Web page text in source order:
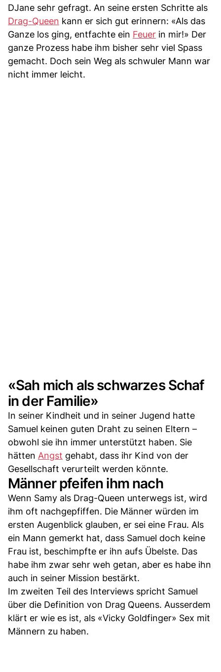
DJane sehr gefragt. An seine ersten Schritte als
Drag-Queen kann er sich gut erinnern: «Als das
Ganze los ging, entfachte ein Feuer in mir!» Der
ganze Prozess habe ihm bisher sehr viel Spass
gemacht. Doch sein Weg als schwuler Mann war
nicht immer leicht.
«Sah mich als schwarzes Schaf
in der Familie»
In seiner Kindheit und in seiner Jugend hatte
Samuel keinen guten Draht zu seinen Eltern –
obwohl sie ihn immer unterstützt haben. Sie
hätten Angst gehabt, dass ihr Kind von der
Gesellschaft verurteilt werden könnte.
Männer pfeifen ihm nach
Wenn Samy als Drag-Queen unterwegs ist, wird
ihm oft nachgepfiffen. Die Männer würden im
ersten Augenblick glauben, er sei eine Frau. Als
ein Mann gemerkt hat, dass Samuel doch keine
Frau ist, beschimpfte er ihn aufs Übelste. Das
habe ihm zwar sehr weh getan, aber es habe ihn
auch in seiner Mission bestärkt.
Im zweiten Teil des Interviews spricht Samuel
über die Definition von Drag Queens. Ausserdem
klärt er wie es ist, als «Vicky Goldfinger» Sex mit
Männern zu haben.